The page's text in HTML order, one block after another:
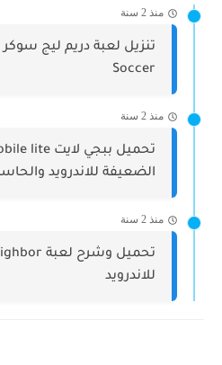
منذ 2 سنة
Soccer
منذ 2 سنة
الضعيفة للاندرويد والحاسوب
منذ 2 سنة
للاندرويد